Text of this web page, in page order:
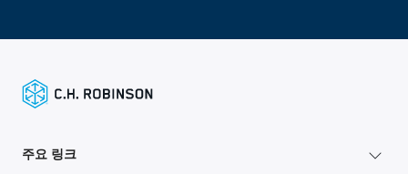
주요 링크